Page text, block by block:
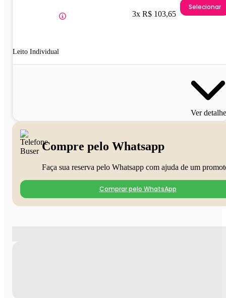
Leito Individual
3x R$ 103,65
Selecionar
Ver
Compre pelo Whatsapp
Faça sua reserva pelo Whatsapp com ajuda de um
Comprar pelo WhatsApp